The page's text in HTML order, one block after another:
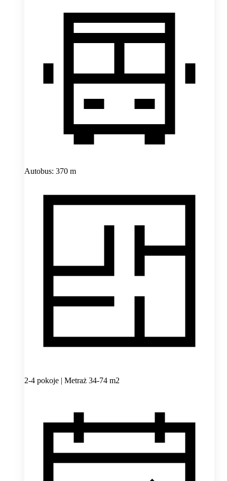
Autobus: 370 m
2-4 pokoje | Metraż 34-74 m2